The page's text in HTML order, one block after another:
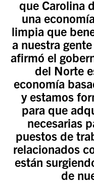
que Carolina
una
limpia que
a nuestra
afirmó el
del Norte
economía
y estamos
para que
necesarias
puestos de
relacionados
están
de